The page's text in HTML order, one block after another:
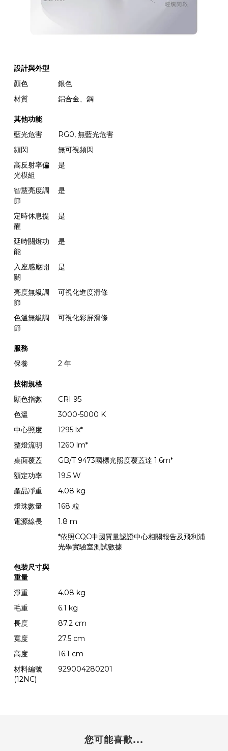
設計與外型
顏色
銀色
材質
鋁合金、鋼
其他功能
藍光危害
RG0, 無藍光危害
頻閃
無可視頻閃
高反射率偏
光模組
是
智慧亮度調
節
是
定時休息提
醒
是
延時關燈功
能
是
入座感應開
關
是
亮度無級調
節
可視化進度滑條
色溫無級調
節
可視化彩屏滑條
服務
保養
2 年
技術規格
顯色指數
CRI 95
色溫
3000-5000 K
中心照度
1295 lx*
整燈流明
1260 lm*
桌面覆蓋
GB/T 9473國標光照度覆蓋達 1.6m*
額定功率
19.5 W
產品凈重
4.08 kg
燈珠數量
168 粒
電源線長
1.8 m
*依照CQC中國質量認證中心相關報告及飛利浦
光學實驗室測試數據
包裝尺寸與
重量
淨重
4.08 kg
毛重
6.1 kg
長度
87.2 cm
寬度
27.5 cm
高度
16.1 cm
材料編號
(12NC)
929004280201
您可能喜歡...